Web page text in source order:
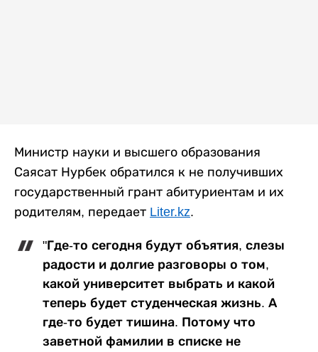
Министр науки и высшего образования
Саясат Нурбек обратился к не получивших
государственный грант абитуриентам и их
родителям, передает Liter.kz.
"Где-то сегодня будут объятия, слезы
радости и долгие разговоры о том,
какой университет выбрать и какой
теперь будет студенческая жизнь. А
где-то будет тишина. Потому что
заветной фамилии в списке не